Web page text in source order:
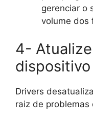
gerenciar o
volume dos
4-
dispositivo
Drivers
raiz de